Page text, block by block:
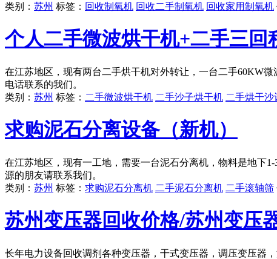
类别： 苏州 标签： 回收制氧机 回收二手制氧机 回收家用制氧机
个人二手微波烘干机+二手三回
在江苏地区，现有两台二手烘干机对外转让，一台二手60KW
电话联系的我们。
类别： 苏州 标签： 二手微波烘干机 二手沙子烘干机 二手烘干沙
求购泥石分离设备（新机）
在江苏地区，现有一工地，需要一台泥石分离机，物料是地下
源的朋友请联系我们。
类别： 苏州 标签： 求购泥石分离机 二手泥石分离机 二手滚轴筛
苏州变压器回收价格/苏州变压
长年电力设备回收调剂各种变压器，干式变压器，调压变压器